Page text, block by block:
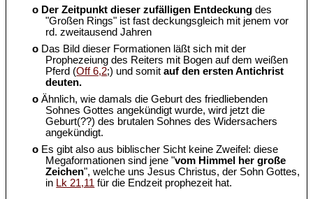
o Der Zeitpunkt dieser zufälligen Entdeckung des
"Großen Rings" ist fast deckungsgleich mit jenem vor
rd. zweitausend Jahren
o Das Bild dieser Formationen läßt sich mit der
Prophezeiung des Reiters mit Bogen auf dem weißen
Pferd (Off 6,2;) und somitauf den ersten Antichrist
deuten.
o Ähnlich, wie damals die Geburt des friedliebenden
Sohnes Gottes angekündigt wurde, wird jetzt die
Geburt(??) des brutalen Sohnes des Widersachers
angekündigt.
o Es gibt also aus biblischer Sicht keine Zweifel: diese
Megaformationen sind jene "vom Himmel her große
Zeichen", welche uns Jesus Christus, der Sohn Gottes,
in Lk 21,11 für die Endzeit prophezeit hat.